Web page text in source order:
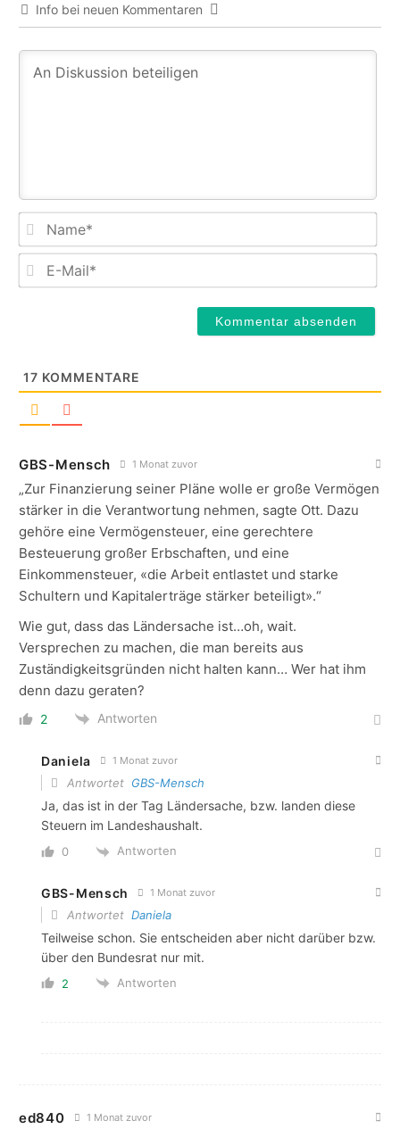
Info bei neuen Kommentaren
E-
17 KOMMENTARE
GBS-Mensch 1 Monat zuvor
„Zur Finanzierung seiner Pläne wolle er große Vermögen
stärker in die Verantwortung nehmen, sagte Ott. Dazu
gehöre eine Vermögensteuer, eine gerechtere
Besteuerung großer Erbschaften, und eine
Einkommensteuer, «die Arbeit entlastet und starke
Schultern und Kapitalerträge stärker beteiligt».“
Wie gut, dass das Ländersache ist…oh, wait.
Versprechen zu machen, die man bereits aus
Zuständigkeitsgründen nicht halten kann… Wer hat ihm
denn dazu geraten?
2 Antworten
Daniela 1 Monat zuvor
Antwortet GBS-Mensch
Ja, das ist in der Tag Ländersache, bzw. landen diese
Steuern im Landeshaushalt.
0 Antworten
GBS-Mensch 1 Monat zuvor
Antwortet Daniela
Teilweise schon. Sie entscheiden aber nicht darüber bzw.
über den Bundesrat nur mit.
2 Antworten
ed840 1 Monat zuvor